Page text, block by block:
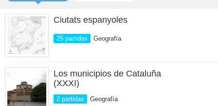
Ciutats espanyoles
25 partidas Geografía
Los municipios de Cataluña
(XXXI)
2 partidas Geografía